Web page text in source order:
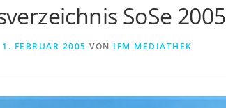
SoSe 2005
1. FEBRUAR 2005 VON IFM MEDIATHEK